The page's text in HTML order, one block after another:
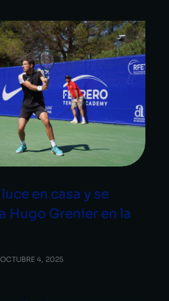
en casa y se
Hugo Grenier en la
OCTUBRE 4, 2025